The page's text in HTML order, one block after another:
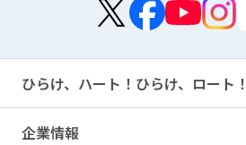
ひらけ、ハート！ひらけ、ロート！
企業情報